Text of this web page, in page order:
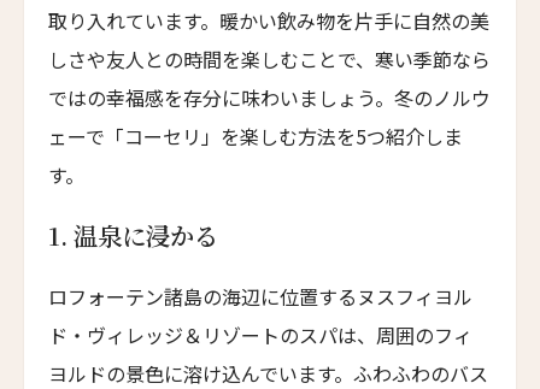
マストロヤンニ・ルレ
Mastrojanni Relais
ミー・カボ
ME Cabo
シャンハイ・ムー・ショウ・ジュージン・ホテル
ザ・スパイア・ホテル
ヨーロッパ・パレス
取り入れています。暖かい飲み物を片手に自然の美
しさや友人との時間を楽しむことで、寒い季節なら
ではの幸福感を存分に味わいましょう。冬のノルウ
ェーで「コーセリ」を楽しむ方法を5つ紹介しま
す。
1. 温泉に浸かる
ロフォーテン諸島の海辺に位置するヌスフィヨル
ド・ヴィレッジ＆リゾートのスパは、周囲のフィ
ヨルドの景色に溶け込んでいます。ふわふわのバス